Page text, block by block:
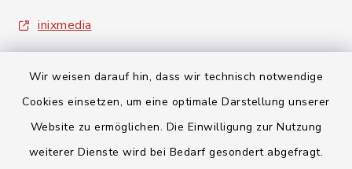
Wir weisen darauf hin, dass wir technisch notwendige
Cookies einsetzen, um eine optimale Darstellung unserer
Website zu ermöglichen. Die Einwilligung zur Nutzung
weiterer Dienste wird bei Bedarf gesondert abgefragt.
inixmedia